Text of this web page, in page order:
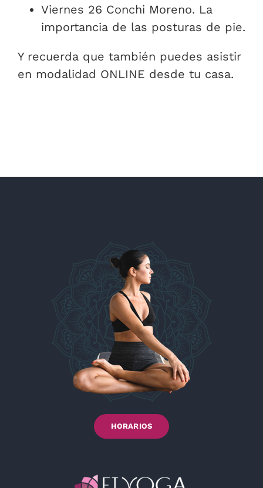
Viernes 26 Conchi Moreno. La
importancia de las posturas de pie.
Y recuerda que también puedes asistir
en modalidad ONLINE desde tu casa.
HORARIOS